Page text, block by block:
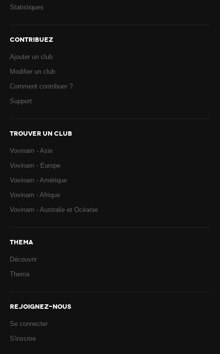
Statistiques
CONTRIBUEZ
Ajouter un club
Modifier un club
Comment contribuer ?
Support
TROUVER UN CLUB
Vovinam - Asie
Vovinam - Europe
Vovinam - Amérique
Vovinam - Afrique
Vovinam - Australie et Océanie
THEMA
Découvrir
Thema
REJOIGNEZ-NOUS
Se connecter
S'inscrire